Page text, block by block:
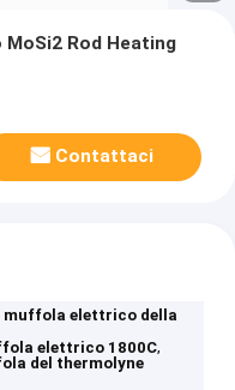
Rod Heating
Contattaci
muffola elettrico della
elettrico 1800C,
del thermolyne